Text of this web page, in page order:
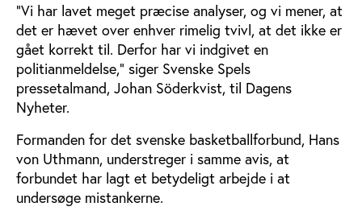
”Vi har lavet meget præcise analyser, og vi mener, at
det er hævet over enhver rimelig tvivl, at det ikke er
gået korrekt til. Derfor har vi indgivet en
politianmeldelse,” siger Svenske Spels
pressetalmand, Johan Söderkvist, til Dagens
Nyheter.
Formanden for det svenske basketballforbund, Hans
von Uthmann, understreger i samme avis, at
forbundet har lagt et betydeligt arbejde i at
undersøge mistankerne.